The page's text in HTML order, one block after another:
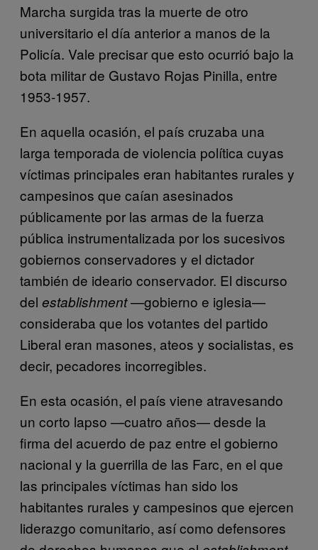
Marcha surgida tras la muerte de otro
universitario el día anterior a manos de la
Policía. Vale precisar que esto ocurrió bajo la
bota militar de Gustavo Rojas Pinilla, entre
1953-1957.
En aquella ocasión, el país cruzaba una
larga temporada de violencia política cuyas
víctimas principales eran habitantes rurales y
campesinos que caían asesinados
públicamente por las armas de la fuerza
pública instrumentalizada por los sucesivos
gobiernos conservadores y el dictador
también de ideario conservador. El discurso
del establishment—gobierno e iglesia—
consideraba que los votantes del partido
Liberal eran masones, ateos y socialistas, es
decir, pecadores incorregibles.
En esta ocasión, el país viene atravesando
un corto lapso —cuatro años— desde la
firma del acuerdo de paz entre el gobierno
nacional y la guerrilla de las Farc, en el que
las principales víctimas han sido los
habitantes rurales y campesinos que ejercen
liderazgo comunitario, así como defensores